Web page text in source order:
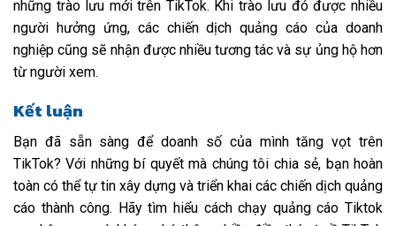
những trào lưu mới trên TikTok. Khi trào lưu đó được nhiều
người hưởng ứng, các chiến dịch quảng cáo của doanh
nghiệp cũng sẽ nhận được nhiều tương tác và sự ủng hộ hơn
từ người xem.
Kết luận
Bạn đã sẵn sàng để doanh số của mình tăng vọt trên
TikTok? Với những bí quyết mà chúng tôi chia sẻ, bạn hoàn
toàn có thể tự tin xây dựng và triển khai các chiến dịch quảng
cáo thành công. Hãy tìm hiểu cách chạy quảng cáo Tiktok